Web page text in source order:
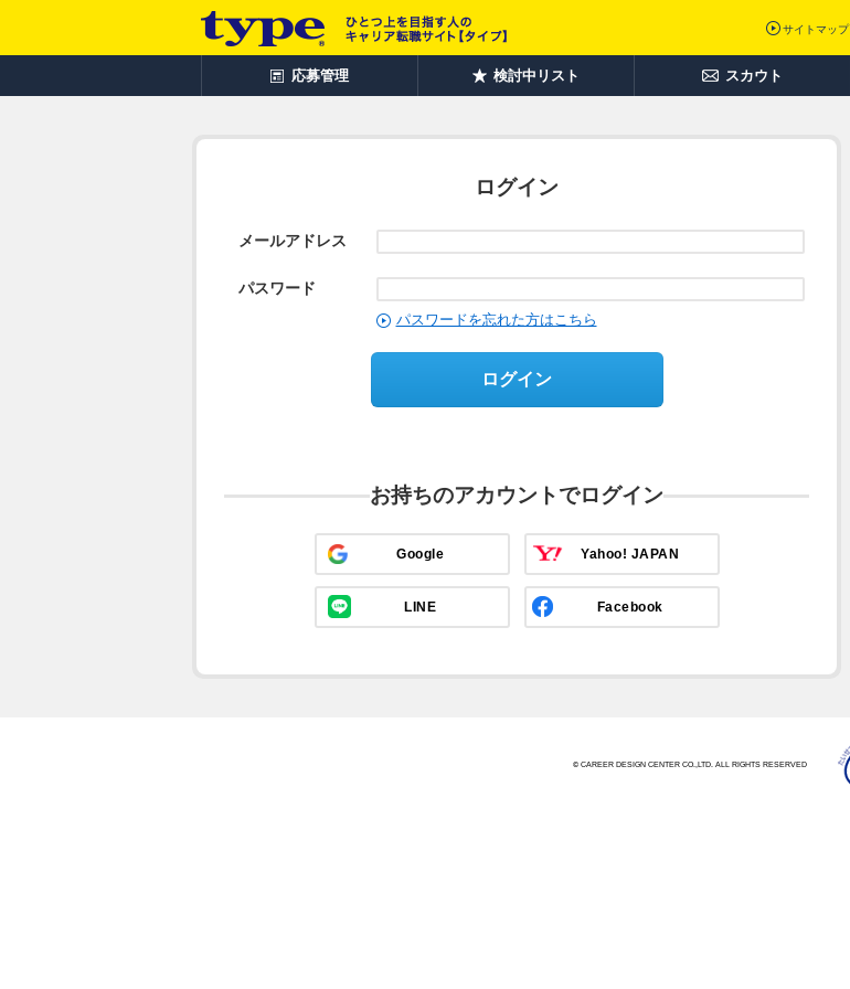
サイトマップ
応募管理 検討中リスト スカウト
ログイン
メールアドレス
パスワード
パスワードを忘れた方はこちら
ログイン
お持ちのアカウントでログイン
Google Yahoo! JAPAN
LINE Facebook
© CAREER DESIGN CENTER CO.,LTD. ALL RIGHTS RESERVED